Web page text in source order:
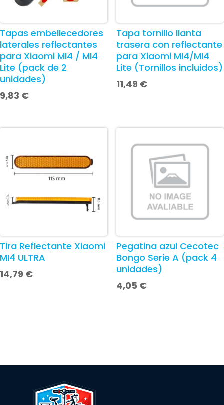
Tapas embellecedores
laterales reflectantes
para Xiaomi MI4 / MI4
Lite (pack de 2
unidades)
9,83 €
Tapa tornillo llanta
trasera con reflectante
para Xiaomi MI4/MI4
Lite (Tornillos incluidos)
11,49 €
Tira Reflectante Xiaomi
MI4 ULTRA
14,79 €
Pegatina azul Cecotec
Bongo Serie A (pack 4
unidades)
4,05 €